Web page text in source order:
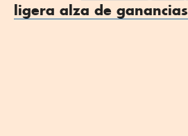
ligera alza de ganancias